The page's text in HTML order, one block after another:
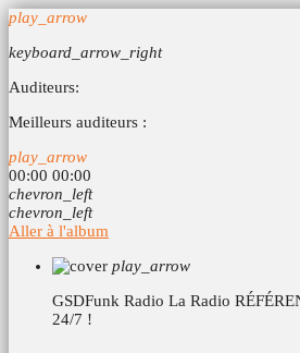
play_arrow
keyboard_arrow_right
Auditeurs:
Meilleurs auditeurs :
play_arrow
00:00 00:00
chevron_left
chevron_left
Aller à l'album
play_arrow
GSDFunk Radio La Radio
24/7 !